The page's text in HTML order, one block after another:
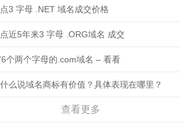
3 字母 .NET 域名成交价格
近5年来3 字母 .ORG域名 成交
个两个字母的.com域名 – 看看
么说域名商标有价值？具体表现在哪里？
查看更多